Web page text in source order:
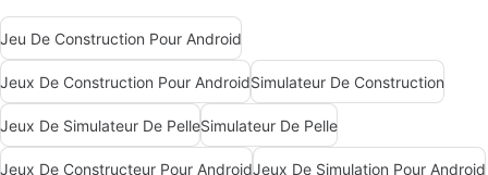
Jeu De Construction Pour Android
Jeux De Construction Pour AndroidSimulateur De Construction
Jeux De Simulateur De PelleSimulateur De Pelle
Jeux De Constructeur Pour AndroidJeux De Simulation Pour Android